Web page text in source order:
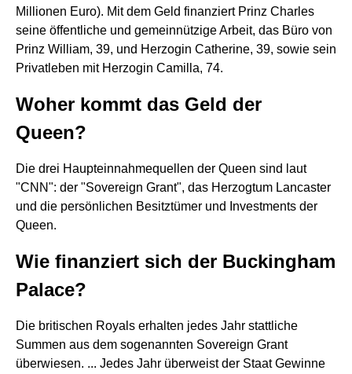
Millionen Euro). Mit dem Geld finanziert Prinz Charles
seine öffentliche und gemeinnützige Arbeit, das Büro von
Prinz William, 39, und Herzogin Catherine, 39, sowie sein
Privatleben mit Herzogin Camilla, 74.
Woher kommt das Geld der
Queen?
Die drei Haupteinnahmequellen der Queen sind laut
"CNN": der "Sovereign Grant", das Herzogtum Lancaster
und die persönlichen Besitztümer und Investments der
Queen.
Wie finanziert sich der Buckingham
Palace?
Die britischen Royals erhalten jedes Jahr stattliche
Summen aus dem sogenannten Sovereign Grant
überwiesen. ... Jedes Jahr überweist der Staat Gewinne